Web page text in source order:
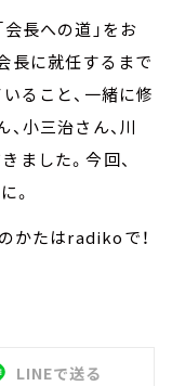
長への道」をお
長に就任するまで
ること、一緒に修
小三治さん、川
ました。今回、
。
かたはradikoで！
LINEで送る